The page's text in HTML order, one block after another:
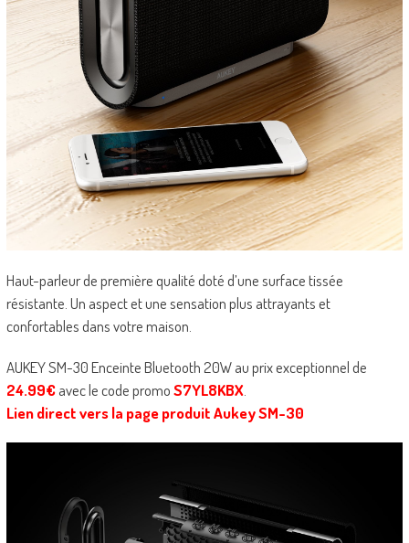
Haut-parleur de première qualité doté d’une surface tissée
résistante. Un aspect et une sensation plus attrayants et
confortables dans votre maison.
AUKEY SM-30 Enceinte Bluetooth 20W au prix exceptionnel de
24.99€avec le code promoS7YL8KBX.
Lien direct vers la page produit Aukey SM-30